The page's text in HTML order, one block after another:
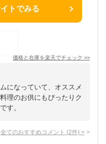
トでみる
価格と在庫を楽天でチェック >>
になっていて、オススメ
理のお供にもぴったりク
す。
全てのおすすめコメント (2件) >